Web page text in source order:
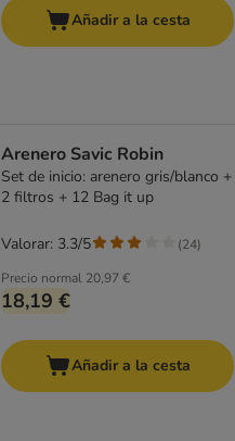
Añadir a la cesta
Arenero Savic Robin
Set de inicio: arenero gris/blanco +
2 filtros + 12 Bag it up
Precio normal 20,97 €
18,19 €
Valorar: 3.3/5 (24)
Añadir a la cesta